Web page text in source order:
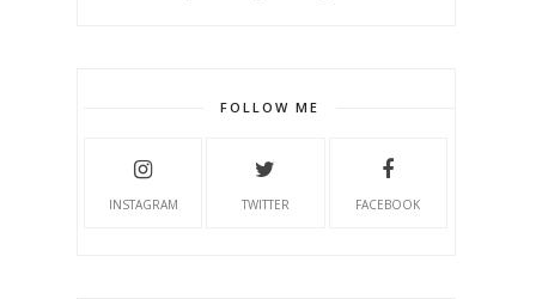
FOLLOW ME
INSTAGRAM TWITTER FACEBOOK